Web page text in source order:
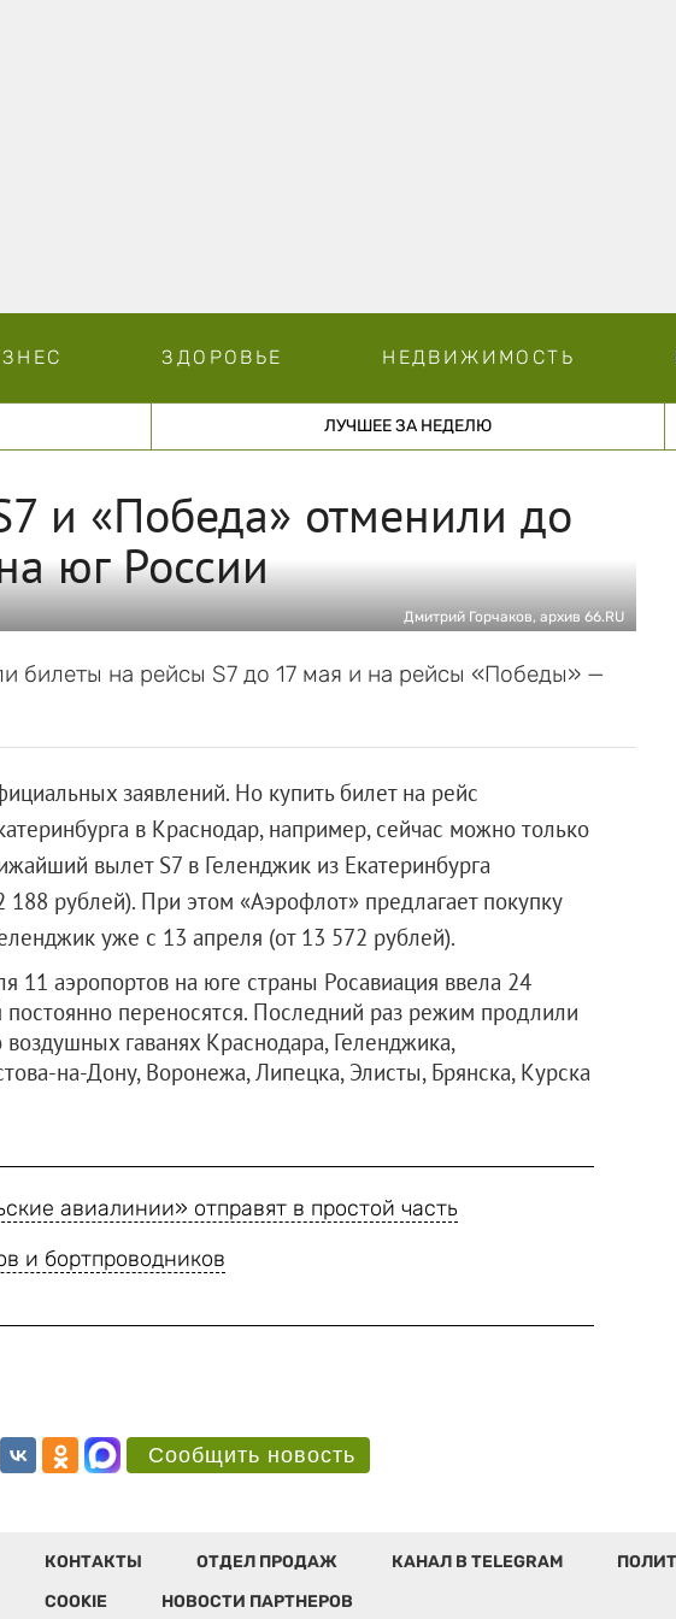
ЗДОРОВЬЕ НЕДВИЖИМОСТЬ
ЛУЧШЕЕ ЗА НЕДЕЛЮ
и «Победа» отменили до
юг России
Дмитрий Горчаков, архив 66.RU
билеты на рейсы S7 до 17 мая и на рейсы «Победы» —
заявлений. Но купить билет на рейс
в Краснодар, например, сейчас можно только
вылет S7 в Геленджик из Екатеринбурга
188 рублей). При этом «Аэрофлот» предлагает покупку
уже с 13 апреля (от 13 572 рублей).
11 аэропортов на юге страны Росавиация ввела 24
переносятся. Последний раз режим продлили
гаванях Краснодара, Геленджика,
на-Дону, Воронежа, Липецка, Элисты, Брянска, Курска
авиалинии» отправят в простой часть
и бортпроводников
Сообщить новость
КОНТАКТЫ ОТДЕЛ ПРОДАЖ КАНАЛ В TELEGRAM
COOKIE
НОВОСТИ ПАРТНЕРОВ